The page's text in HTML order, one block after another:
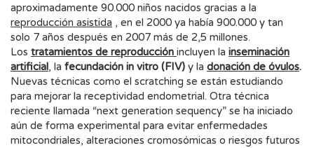
aproximadamente 90.000 niños nacidos gracias a la
reproducción asistida , en el 2000 ya había 900.000 y tan
solo 7 años después en 2007 más de 2,5 millones.
Los tratamientos de reproducción incluyen la inseminación
artificial, la fecundación in vitro (FIV) y la donación de óvulos.
Nuevas técnicas como el scratching se están estudiando
para mejorar la receptividad endometrial. Otra técnica
reciente llamada “next generation sequency” se ha iniciado
aún de forma experimental para evitar enfermedades
mitocondriales, alteraciones cromosómicas o riesgos futuros